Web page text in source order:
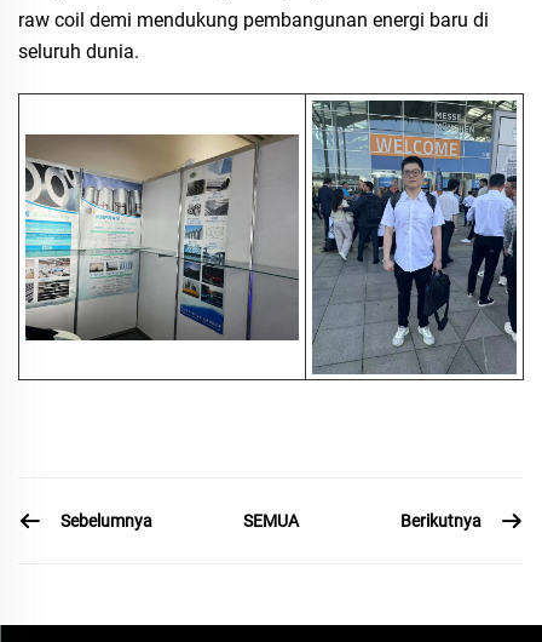
raw coil demi mendukung pembangunan energi baru di
seluruh dunia.
Sebelumnya SEMUA Berikutnya